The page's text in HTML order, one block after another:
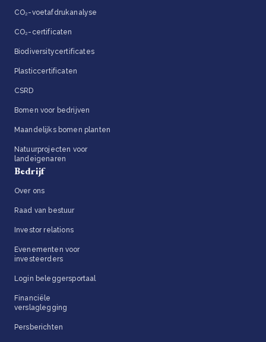
CO₂-voetafdrukanalyse
CO₂-certificaten
Biodiversitycertificates
Plasticcertificaten
CSRD
Bomen voor bedrijven
Maandelijks bomen planten
Natuurprojecten voor
landeigenaren
Bedrijf
Over ons
Raad van bestuur
Investor relations
Evenementen voor
investeerders
Login beleggersportaal
Financiële
verslaglegging
Persberichten